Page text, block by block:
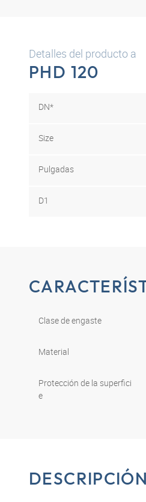
Detalles del producto a
PHD 120
DN*
Size
Pulgadas
D1
Clase de engaste
Material
Protección de la superfici
e